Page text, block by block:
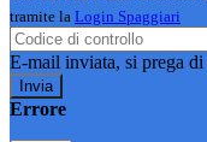
tramite la Login Spaggiari
E-mail inviata, si prega
Errore